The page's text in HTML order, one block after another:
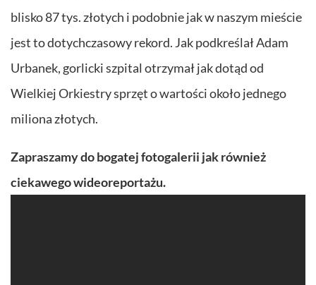
blisko 87 tys. złotych i podobnie jak w naszym mieście
jest to dotychczasowy rekord. Jak podkreślał Adam
Urbanek, gorlicki szpital otrzymał jak dotąd od
Wielkiej Orkiestry sprzęt o wartości około jednego
miliona złotych.
Zapraszamy do bogatej fotogalerii jak również
ciekawego wideoreportażu.